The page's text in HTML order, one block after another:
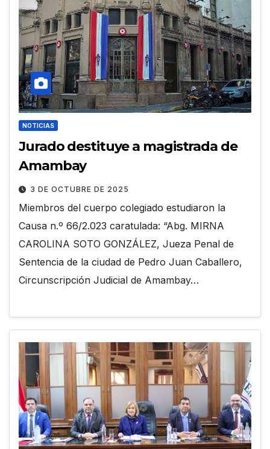
NOTICIAS
Jurado destituye a magistrada de
Amambay
3 DE OCTUBRE DE 2025
Miembros del cuerpo colegiado estudiaron la
Causa n.º 66/2.023 caratulada: “Abg. MIRNA
CAROLINA SOTO GONZÁLEZ, Jueza Penal de
Sentencia de la ciudad de Pedro Juan Caballero,
Circunscripción Judicial de Amambay…